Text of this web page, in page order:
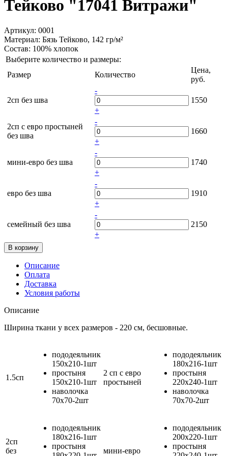
Тейково "17041 Витражи"
Артикул: 0001
Материал: Бязь Тейково, 142 гр/м²
Состав: 100% хлопок
Выберите количество и размеры:
Размер
Количество
Цена,
руб.
2сп без шва
-
+
1550
2сп с евро простыней
без шва
-
+
1660
мини-евро без шва
-
+
1740
евро без шва
-
+
1910
семейный без шва
-
+
2150
Описание
Оплата
Доставка
Условия работы
Описание
Ширина ткани у всех размеров - 220 см, бесшовные.
1.5сп
пододеяльник
150х210-1шт
простыня
150х210-1шт
наволочка
70х70-2шт
2 сп с евро
простыней
пододеяльник
180х216-1шт
простыня
220х240-1шт
наволочка
70х70-2шт
2сп
без
пододеяльник
180х216-1шт
простыня
мини-евро
пододеяльник
200х220-1шт
простыня